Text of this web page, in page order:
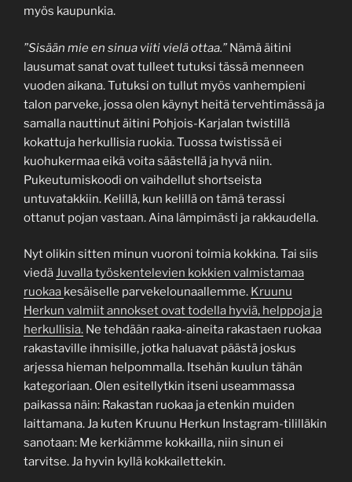
myös kaupunkia.
”Sisään mie en sinua viiti vielä ottaa.” Nämä äitini
lausumat sanat ovat tulleet tutuksi tässä menneen
vuoden aikana. Tutuksi on tullut myös vanhempieni
talon parveke, jossa olen käynyt heitä tervehtimässä ja
samalla nauttinut äitini Pohjois-Karjalan twistillä
kokattuja herkullisia ruokia. Tuossa twistissä ei
kuohukermaa eikä voita säästellä ja hyvä niin.
Pukeutumiskoodi on vaihdellut shortseista
untuvatakkiin. Kelillä, kun kelillä on tämä terassi
ottanut pojan vastaan. Aina lämpimästi ja rakkaudella.
Nyt olikin sitten minun vuoroni toimia kokkina. Tai siis
viedäJuvalla työskentelevien kokkien valmistamaa
ruokaa kesäiselle parvekelounaallemme. Kruunu
Herkun valmiit annokset ovat todella hyviä, helppoja ja
herkullisia. Ne tehdään raaka-aineita rakastaen ruokaa
rakastaville ihmisille, jotka haluavat päästä joskus
arjessa hieman helpommalla. Itsehän kuulun tähän
kategoriaan. Olen esitellytkin itseni useammassa
paikassa näin: Rakastan ruokaa ja etenkin muiden
laittamana. Ja kuten Kruunu Herkun Instagram-tililläkin
sanotaan: Me kerkiämme kokkailla, niin sinun ei
tarvitse. Ja hyvin kyllä kokkailettekin.